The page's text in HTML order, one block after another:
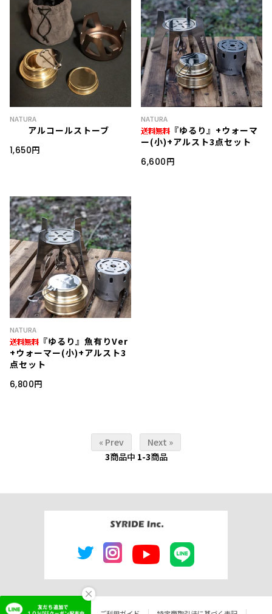
NATURA
アルコールストーブ
1,650円
NATURA
『ゆるり』+ウォーマ
ー(小)+アルスト3点セット
6,600円
NATURA
『ゆるり』魚有りVer
+ウォーマー(小)+アルスト3
点セット
6,800円
« Prev
Next »
3商品中 1-3商品
×